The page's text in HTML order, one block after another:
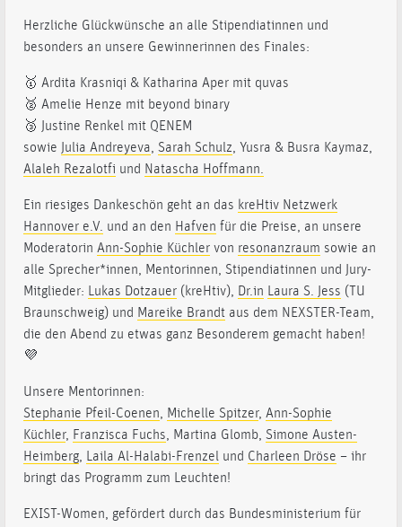
Herzliche Glückwünsche an alle Stipendiatinnen und
besonders an unsere Gewinnerinnen des Finales:
🥇 Ardita Krasniqi & Katharina Aper mit quvas
🥈 Amelie Henze mit beyond binary
🥉 Justine Renkel mit QENEM
sowie
Julia Andreyeva, Sarah Schulz, Yusra & Busra Kaymaz,
Alaleh Rezalotfi und Natascha Hoffmann.
Ein riesiges Dankeschön geht an das kreHtiv Netzwerk
Hannover e.V. und an den Hafven für die Preise, an unsere
Moderatorin Ann-Sophie Küchler von resonanzraum sowie an
alle Sprecher*innen, Mentorinnen, Stipendiatinnen und Jury-
Mitglieder: Lukas Dotzauer (kreHtiv), Dr.in Laura S. Jess (TU
Braunschweig) und Mareike Brandt aus dem NEXSTER-Team,
die den Abend zu etwas ganz Besonderem gemacht haben!
💜
Unsere Mentorinnen:
Stephanie Pfeil-Coenen, Michelle Spitzer, Ann-Sophie
Küchler, Franzisca Fuchs, Martina Glomb, Simone Austen-
Heimberg, Laila Al-Halabi-Frenzel und Charleen Dröse – ihr
bringt das Programm zum Leuchten!
EXIST-Women, gefördert durch das Bundesministerium für